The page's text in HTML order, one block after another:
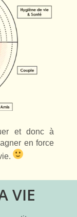
et donc à
en force
VIE